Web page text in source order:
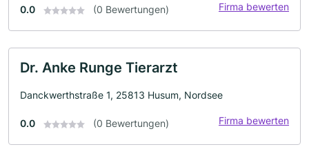
0.0 (0 Bewertungen) Firma bewerten
Dr. Anke Runge Tierarzt
Danckwerthstraße 1, 25813 Husum, Nordsee
0.0 (0 Bewertungen) Firma bewerten